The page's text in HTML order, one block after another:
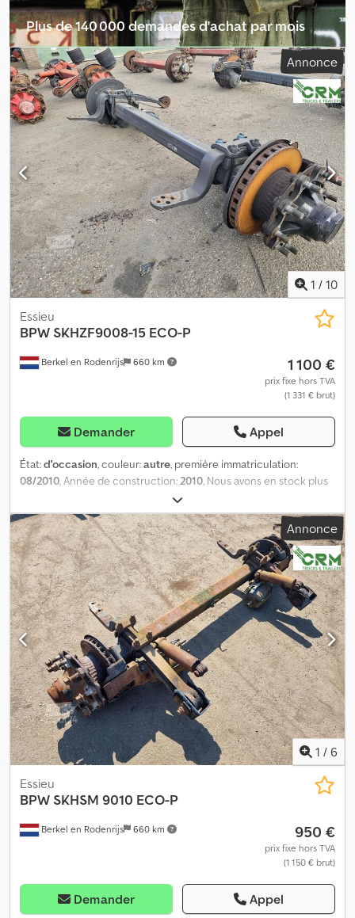
Plus de 140 000 demandes d'achat par mois
Sélectionner le pack revendeur Annonce
1 / 10
Berkel en Rodenrijs 660 km
Essieu
BPW SKHZF9008-15 ECO-P
1 100 €
prix fixe hors TVA
(1 331 € brut)
Demander Appel
État:d'occasion, couleur:autre, première immatriculation:
08/2010, Année de construction:2010, Nous avons en stock plus
de 100 essieux. N’hésitez pas à nous contacter si vous ne trouvez
pas ce que vous cherchez. = Plus d’informations = Numéro de
série : 27.59.616.481 Dsdpfx Ajzr Ahlehyjkr
Annonce
1 / 6
Berkel en Rodenrijs 660 km
Essieu
BPW SKHSM 9010 ECO-P
950 €
prix fixe hors TVA
(1 150 € brut)
Demander Appel